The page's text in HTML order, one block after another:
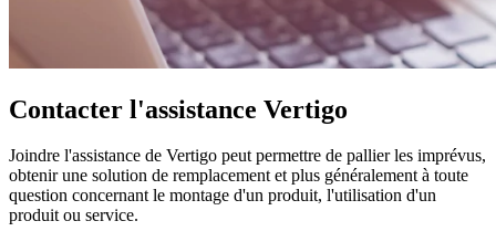
Contacter l'assistance Vertigo
Joindre l'assistance de Vertigo peut permettre de pallier les imprévus,
obtenir une solution de remplacement et plus généralement à toute
question concernant le montage d'un produit, l'utilisation d'un
produit ou service.